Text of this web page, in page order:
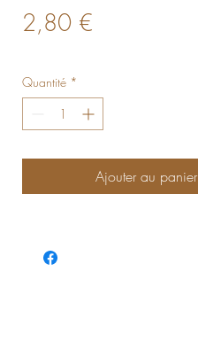
2,80 €
Quantité *
Ajouter au panier